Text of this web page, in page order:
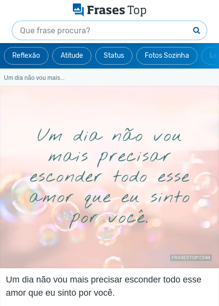
Reflexão Atitude Status Fotos Sozinha
Um dia não vou mais...
Um dia não vou mais precisar esconder todo esse
amor que eu sinto por você.